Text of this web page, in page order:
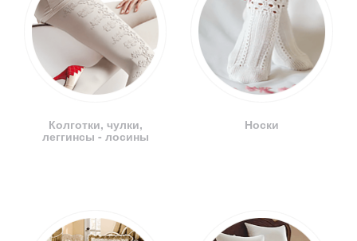
Колготки, чулки,
леггинсы - лосины
Носки